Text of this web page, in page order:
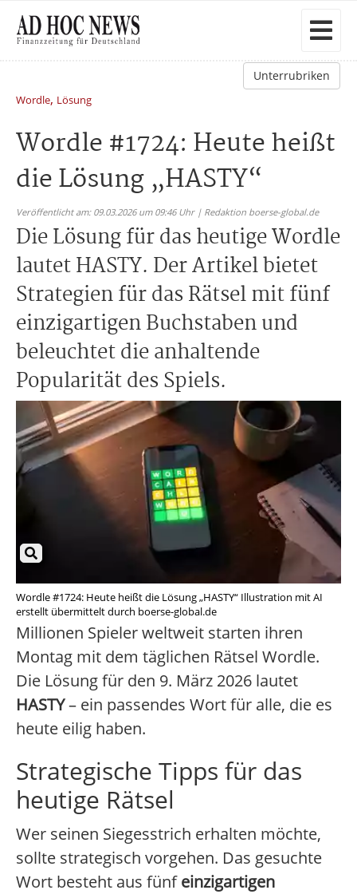
Unterrubriken
Wordle, Lösung
Wordle #1724: Heute heißt
die Lösung „HASTY“
Veröffentlicht am: 09.03.2026 um 09:46 Uhr | Redaktion boerse-global.de
Die Lösung für das heutige Wordle
lautet HASTY. Der Artikel bietet
Strategien für das Rätsel mit fünf
einzigartigen Buchstaben und
beleuchtet die anhaltende
Popularität des Spiels.
Wordle #1724: Heute heißt die Lösung „HASTY“ Illustration mit AI
erstellt übermittelt durch boerse-global.de
Millionen Spieler weltweit starten ihren
Montag mit dem täglichen Rätsel Wordle.
Die Lösung für den 9. März 2026 lautet
HASTY– ein passendes Wort für alle, die es
heute eilig haben.
Strategische Tipps für das
heutige Rätsel
Wer seinen Siegesstrich erhalten möchte,
sollte strategisch vorgehen. Das gesuchte
Wort besteht aus fünfeinzigartigen